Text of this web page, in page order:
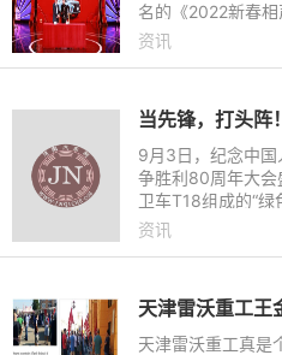
名的《2022新春
欢声笑语精彩开年
资讯
9月3日，纪念中
争胜利80周年大
卫车T18组成的“绿
放”的卓越表现，
资讯
天津雷沃重工真是